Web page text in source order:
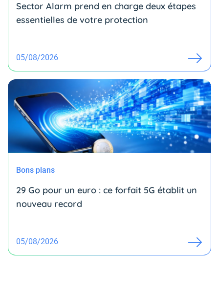
Sector Alarm prend en charge deux étapes
essentielles de votre protection
05/08/2026
Bons plans
29 Go pour un euro : ce forfait 5G établit un
nouveau record
05/08/2026